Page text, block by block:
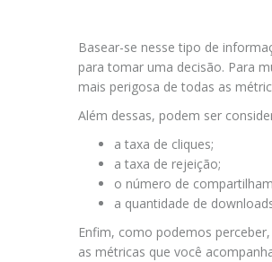
Basear-se nesse tipo de
para tomar uma decisão. Para
mais perigosa de todas as
Além dessas, podem ser
a taxa de cliques;
a taxa de rejeição;
o número de
a quantidade de
Enfim, como podemos
as métricas que você